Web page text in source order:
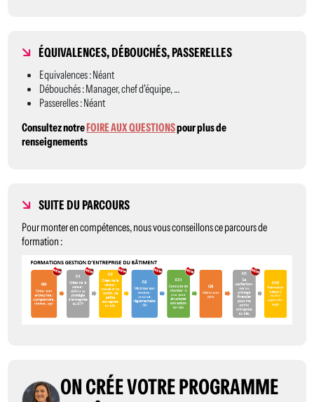
ÉQUIVALENCES, DÉBOUCHÉS, PASSERELLES
Equivalences : Néant
Débouchés : Manager, chef d'équipe, …
Passerelles : Néant
Consultez notreFOIRE AUX QUESTIONSpour plus de
renseignements
SUITE DU PARCOURS
Pour monter en compétences, nous vous conseillons ce parcours de
formation :
ON CRÉE VOTRE PROGRAMME